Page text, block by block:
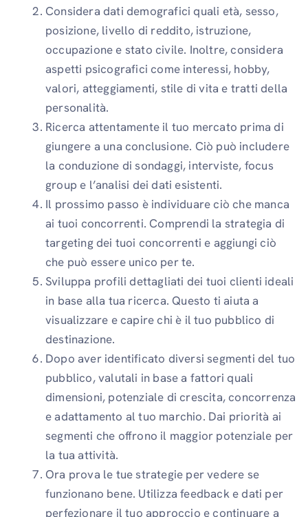
Considera dati demografici quali età, sesso,
posizione, livello di reddito, istruzione,
occupazione e stato civile. Inoltre, considera
aspetti psicografici come interessi, hobby,
valori, atteggiamenti, stile di vita e tratti della
personalità.
Ricerca attentamente il tuo mercato prima di
giungere a una conclusione. Ciò può includere
la conduzione di sondaggi, interviste, focus
group e l’analisi dei dati esistenti.
Il prossimo passo è individuare ciò che manca
ai tuoi concorrenti. Comprendi la strategia di
targeting dei tuoi concorrenti e aggiungi ciò
che può essere unico per te.
Sviluppa profili dettagliati dei tuoi clienti ideali
in base alla tua ricerca. Questo ti aiuta a
visualizzare e capire chi è il tuo pubblico di
destinazione.
Dopo aver identificato diversi segmenti del tuo
pubblico, valutali in base a fattori quali
dimensioni, potenziale di crescita, concorrenza
e adattamento al tuo marchio. Dai priorità ai
segmenti che offrono il maggior potenziale per
la tua attività.
Ora prova le tue strategie per vedere se
funzionano bene. Utilizza feedback e dati per
perfezionare il tuo approccio e continuare a